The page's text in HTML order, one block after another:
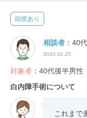
回答あり
相談者 ：40
2020.02.25
対象者 ：40代後半男性
白内障手術について
これまで